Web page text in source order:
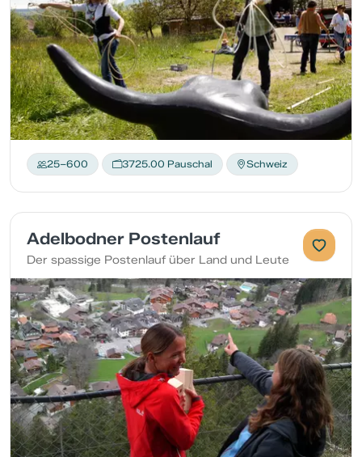
25–600 3725.00 Pauschal Schweiz
Adelbodner Postenlauf
Der spassige Postenlauf über Land und Leute